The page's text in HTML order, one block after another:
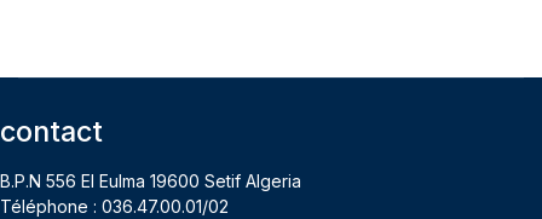
contact
Téléphone : 036.47.00.01/02